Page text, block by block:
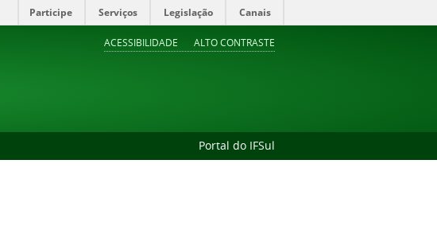
Participe Serviços Legislação Canais
ACESSIBILIDADE ALTO CONTRASTE
Portal do IFSul